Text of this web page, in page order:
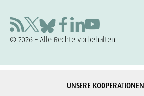
© 2026 – Alle Rechte vorbehalten
UNSERE KOOPERATIONEN